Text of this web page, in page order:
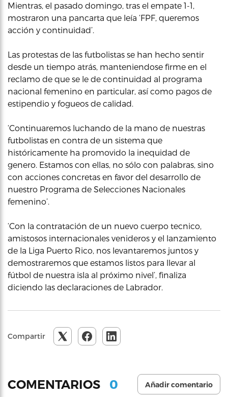
Mientras, el pasado domingo, tras el empate 1-1,
mostraron una pancarta que leía ‘FPF, queremos
acción y continuidad’.
Las protestas de las futbolistas se han hecho sentir
desde un tiempo atrás, manteniendose firme en el
reclamo de que se le de continuidad al programa
nacional femenino en particular, así como pagos de
estipendio y fogueos de calidad.
‘Continuaremos luchando de la mano de nuestras
futbolistas en contra de un sistema que
históricamente ha promovido la inequidad de
genero. Estamos con ellas, no sólo con palabras, sino
con acciones concretas en favor del desarrollo de
nuestro Programa de Selecciones Nacionales
femenino’.
‘Con la contratación de un nuevo cuerpo tecnico,
amistosos internacionales venideros y el lanzamiento
de la Liga Puerto Rico, nos levantaremos juntos y
demostraremos que estamos listos para llevar al
fútbol de nuestra isla al próximo nivel’, finaliza
diciendo las declaraciones de Labrador.
Compartir
COMENTARIOS 0 Añadir comentario